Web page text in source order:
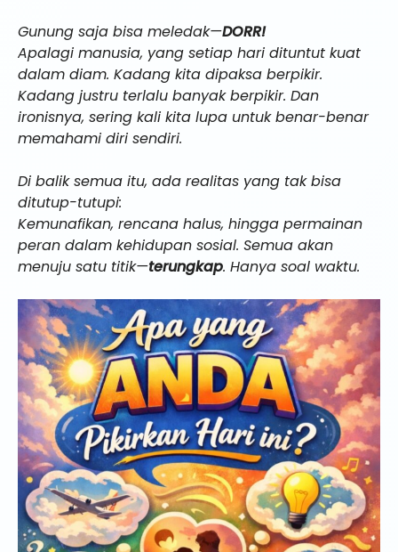
Gunung saja bisa meledak—DORR!
Apalagi manusia, yang setiap hari dituntut kuat
dalam diam. Kadang kita dipaksa berpikir.
Kadang justru terlalu banyak berpikir. Dan
ironisnya, sering kali kita lupa untuk benar-benar
memahami diri sendiri.
Di balik semua itu, ada realitas yang tak bisa
ditutup-tutupi:
Kemunafikan, rencana halus, hingga permainan
peran dalam kehidupan sosial. Semua akan
menuju satu titik—terungkap. Hanya soal waktu.